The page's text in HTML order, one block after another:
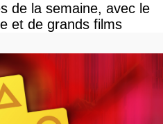
de la semaine, avec le
et de grands films